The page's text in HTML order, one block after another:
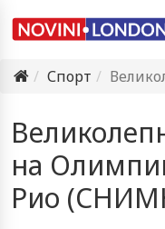
Спорт
на
Рио